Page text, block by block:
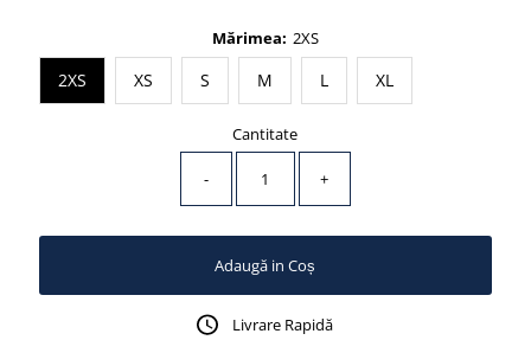
Mărimea: 2XS
2XS XS XL
M
S L
Cantitate
- +
Livrare Rapidă